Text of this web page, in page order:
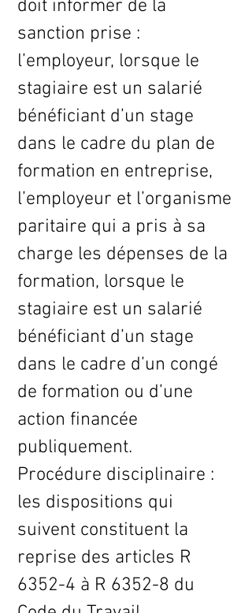
doit informer de la
sanction prise :
l’employeur, lorsque le
stagiaire est un salarié
bénéficiant d’un stage
dans le cadre du plan de
formation en entreprise,
l’employeur et l’organisme
paritaire qui a pris à sa
charge les dépenses de la
formation, lorsque le
stagiaire est un salarié
bénéficiant d’un stage
dans le cadre d’un congé
de formation ou d’une
action financée
publiquement.
Procédure disciplinaire :
les dispositions qui
suivent constituent la
reprise des articles R
6352-4 à R 6352-8 du